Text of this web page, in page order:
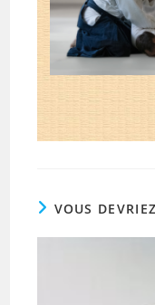
VOUS